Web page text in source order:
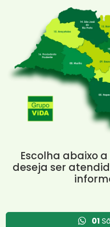
Escolha abaixo
deseja ser
01